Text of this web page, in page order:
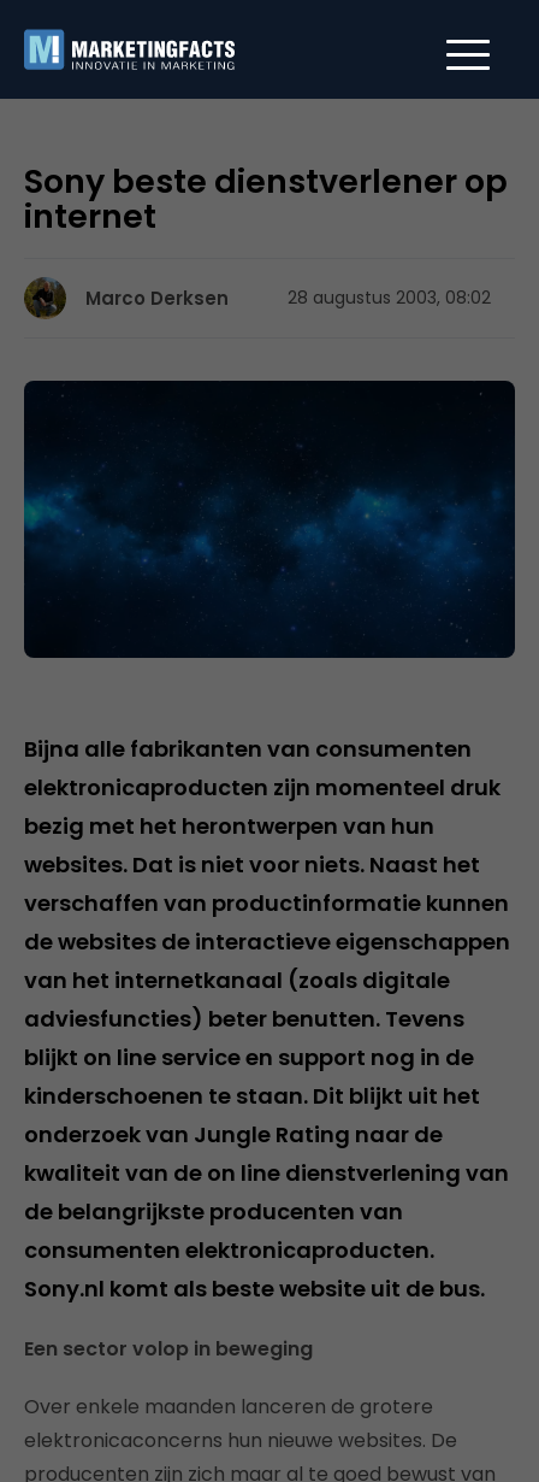
Sony beste dienstverlener op
internet
Marco Derksen 28 augustus 2003, 08:02
Bijna alle fabrikanten van consumenten
elektronicaproducten zijn momenteel druk
bezig met het herontwerpen van hun
websites. Dat is niet voor niets. Naast het
verschaffen van productinformatie kunnen
de websites de interactieve eigenschappen
van het internetkanaal (zoals digitale
adviesfuncties) beter benutten. Tevens
blijkt on line service en support nog in de
kinderschoenen te staan. Dit blijkt uit het
onderzoek van Jungle Rating naar de
kwaliteit van de on line dienstverlening van
de belangrijkste producenten van
consumenten elektronicaproducten.
Sony.nl komt als beste website uit de bus.
Een sector volop in beweging
Over enkele maanden lanceren de grotere
elektronicaconcerns hun nieuwe websites. De
producenten zijn zich maar al te goed bewust van